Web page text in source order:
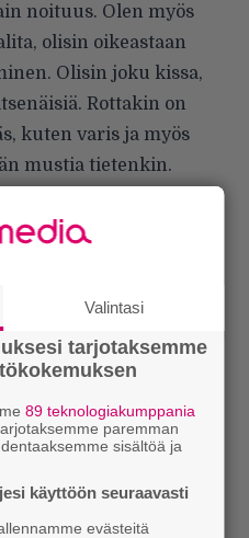
noituus. Olen myös
olisin oikeastaan
Olisin joku kissa,
Rottakin on
kuten varis ja myös
mustia tietenkin.
mutta myös
että jos
tällaiset selviää.”
Valintasi
tarjotaksemme
89 teknologiakumppania
paremman
sisältöä ja
käyttöön seuraavasti
evästeitä